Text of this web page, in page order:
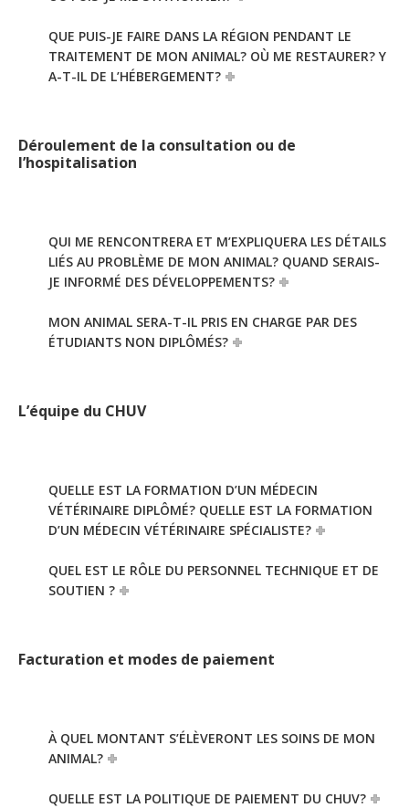
QUE PUIS-JE FAIRE DANS LA RÉGION PENDANT LE
TRAITEMENT DE MON ANIMAL? OÙ ME RESTAURER? Y
A-T-IL DE L’HÉBERGEMENT?
Déroulement de la consultation ou de
l’hospitalisation
QUI ME RENCONTRERA ET M’EXPLIQUERA LES DÉTAILS
LIÉS AU PROBLÈME DE MON ANIMAL? QUAND SERAIS-
JE INFORMÉ DES DÉVELOPPEMENTS?
MON ANIMAL SERA-T-IL PRIS EN CHARGE PAR DES
ÉTUDIANTS NON DIPLÔMÉS?
L’équipe du CHUV
QUELLE EST LA FORMATION D’UN MÉDECIN
VÉTÉRINAIRE DIPLÔMÉ? QUELLE EST LA FORMATION
D’UN MÉDECIN VÉTÉRINAIRE SPÉCIALISTE?
QUEL EST LE RÔLE DU PERSONNEL TECHNIQUE ET DE
SOUTIEN ?
Facturation et modes de paiement
À QUEL MONTANT S’ÉLÈVERONT LES SOINS DE MON
ANIMAL?
QUELLE EST LA POLITIQUE DE PAIEMENT DU CHUV?